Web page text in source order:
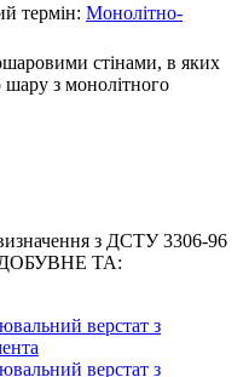
термін: Монолітно-
стінами, в яких
з монолітного
з ДСТУ 3306-96
ТА:
верстат з
верстат з